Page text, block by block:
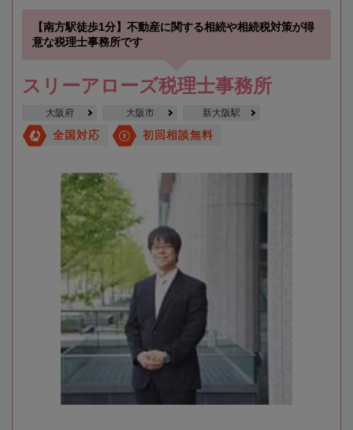
【南方駅徒歩1分】不動産に関する相続や相続税対策が得
意な税理士事務所です
スリーアローズ税理士事務所
大阪府 大阪市 新大阪駅
全国対応 初回相談無料